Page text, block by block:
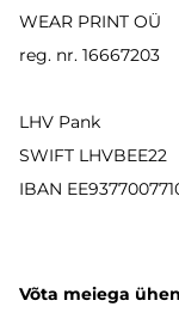
WEAR PRINT OÜ
reg. nr. 16667203
LHV Pank
SWIFT LHVBEE22
IBAN
Võta meiega